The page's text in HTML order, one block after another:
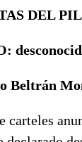
DEL
Beltrán
carteles